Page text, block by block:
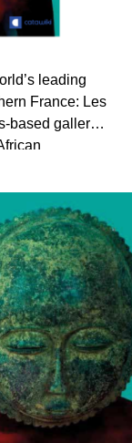
leading
France: Les
based gallery
on a
a new series
Mabeye
icon Malick